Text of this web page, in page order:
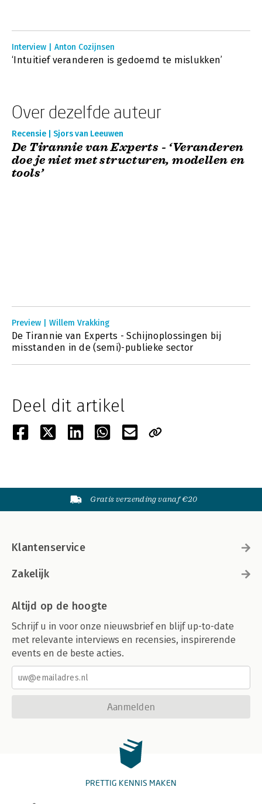
Interview | Anton Cozijnsen
‘Intuitief veranderen is gedoemd te mislukken’
Over dezelfde auteur
Recensie | Sjors van Leeuwen
De Tirannie van Experts - ‘Veranderen
doe je niet met structuren, modellen en
tools’
Preview | Willem Vrakking
De Tirannie van Experts - Schijnoplossingen bij
misstanden in de (semi)-publieke sector
Deel dit artikel
Gratis verzending vanaf €20
Klantenservice
Zakelijk
Altijd op de hoogte
Schrijf u in voor onze nieuwsbrief en blijf up-to-date
met relevante interviews en recensies, inspirerende
events en de beste acties.
Aanmelden
PRETTIG KENNIS MAKEN